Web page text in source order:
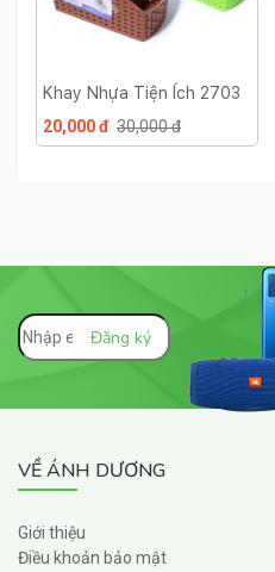
Khay Nhựa Tiện Ích 2703
20,000 đ 30,000 đ
VỀ ÁNH DƯƠNG
Giới thiệu
Điều khoản bảo mật